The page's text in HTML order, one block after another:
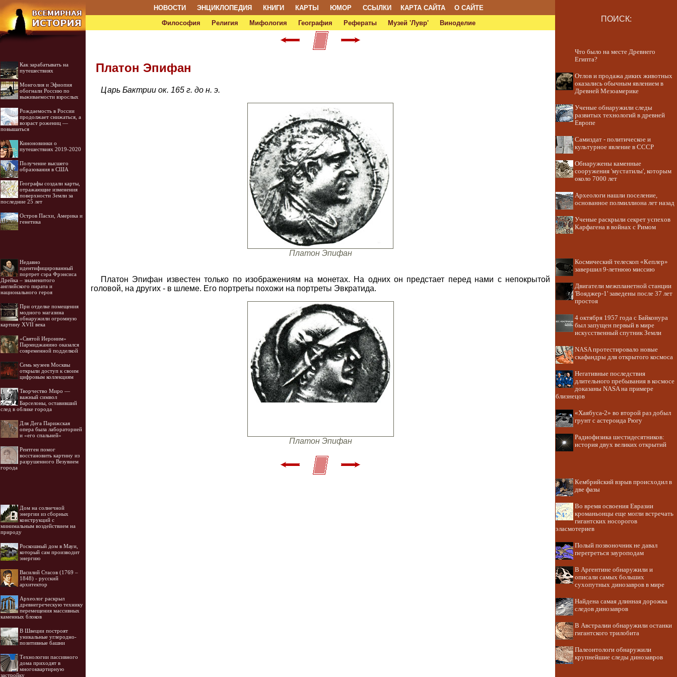
НОВОСТИ ЭНЦИКЛОПЕДИЯ КНИГИ КАРТЫ ЮМОР ССЫЛКИ КАРТА САЙТА
О САЙТЕ
Философия
Религия Мифология География Рефераты Музей 'Лувр' Виноделие ПОИСК:
Как зарабатывать на
путешествиях
Монголия и Эфиопия
обогнали Россию по
выживаемости взрослых
Рождаемость в России
продолжает снижаться, а
возраст рожениц —
повышаться
Киноновинки о
путешествиях 2019-2020
Получение высшего
образования в США
Географы создали карты,
отражающие изменения
поверхности Земли за
последние 25 лет
Остров Пасхи, Америка и
генетика
Недавно
идентифицированный
портрет сэра Фрэнсиса
Дрейка – знаменитого
английского пирата и
национального героя
При отделке помещения
модного магазина
обнаружили огромную
картину XVII века
«Святой Иероним»
Пармиджанино оказался
современной подделкой
Семь музеев Москвы
открыли доступ к своим
цифровым коллекциям
Творчество Миро —
важный символ
Барселоны, оставивший
след в облике города
Для Дега Парижская
опера была лабораторией
и «его спальней»
Рентген помог
восстановить картину из
разрушенного Везувием
города
Дом на солнечной
энергии из сборных
конструкций с
минимальным воздействием на
природу
Роскошный дом в Мауи,
который сам производит
энергию
Василий Стасов (1769 –
1848) - русский
архитектор
Археолог раскрыл
древнегреческую технику
перемещения массивных
каменных блоков
В Швеции построят
уникальные углеродно-
позитивные башни
Технологии пассивного
дома приходят в
многоквартирную
застройку
Платон Эпифан
Царь Бактрии ок. 165 г. до н. э.
Платон Эпифан
Платон Эпифан известен только по изображениям на монетах. На одних он предстает перед нами с непокрытой
головой, на других - в шлеме. Его портреты похожи на портреты Эвкратида.
Платон Эпифан
Что было на месте Древнего
Египта?
Отлов и продажа диких животных
оказались обычным явлением в
Древней Мезоамерике
Ученые обнаружили следы
развитых технологий в древней
Европе
Самиздат - политическое и
культурное явление в СССР
Обнаружены каменные
сооружения 'мустатилы', которым
около 7000 лет
Археологи нашли поселение,
основанное полмиллиона лет назад
Ученые раскрыли секрет успехов
Карфагена в войнах с Римом
Космический телескоп «Кеплер»
завершил 9-летнюю миссию
Двигатели межпланетной станции
'Вояджер-1' заведены после 37 лет
простоя
4 октября 1957 года с Байконура
был запущен первый в мире
искусственный спутник Земли
NASA протестировало новые
скафандры для открытого космоса
Негативные последствия
длительного пребывания в космосе
доказаны NASA на примере
близнецов
«Хаябуса-2» во второй раз добыл
грунт с астероида Рюгу
Радиофизика шестидесятников:
история двух великих открытий
Кембрийский взрыв происходил в
две фазы
Во время освоения Евразии
кроманьонцы еще могли встречать
гигантских носорогов
эласмотериев
Полый позвоночник не давал
перегреться зауроподам
В Аргентине обнаружили и
описали самых больших
сухопутных динозавров в мире
Найдена самая длинная дорожка
следов динозавров
В Австралии обнаружили останки
гигантского трилобита
Палеонтологи обнаружили
крупнейшие следы динозавров